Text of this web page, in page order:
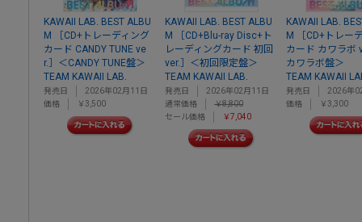
KAWAII LAB. BEST ALBU
M ［CD+トレーディング
カード CANDY TUNE ve
r.］＜CANDY TUNE盤＞
TEAM KAWAII LAB.
発売日
2026年02月11日
価格
￥3,500
KAWAII LAB. BEST ALBU
M ［CD+Blu-ray Disc+ト
レーディングカード 初回
ver.］＜初回限定盤＞
TEAM KAWAII LAB.
発売日
2026年02月11日
通常価格
￥8,800
セール価格
￥7,040
KAWAII LAB.
M ［CD+トレー
カード カワラボ
カワラボ盤＞
TEAM KAWAII
発売日
2026年
価格
￥3,300